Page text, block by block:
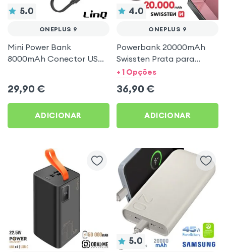
5.0
ONEPLUS 9
Mini Power Bank
8000mAh Conector USB-
29,90 €
ADICIONAR
4.0
ONEPLUS 9
Powerbank 20000mAh
Swissten Prata para
OnePlus 9
+ 1 Opções
36,90 €
ADICIONAR
5.0